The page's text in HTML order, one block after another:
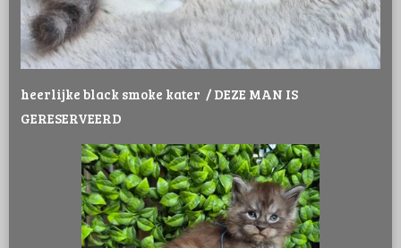
heerlijke black smoke kater / DEZE MAN IS
GERESERVEERD